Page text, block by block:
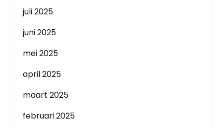
juli 2025
juni 2025
mei 2025
april 2025
maart 2025
februari 2025